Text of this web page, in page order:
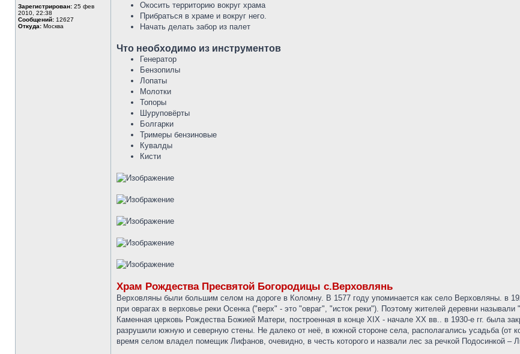
Зарегистрирован: 25 фев
2010, 22:38
Сообщений: 12627
Откуда: Москва
Окосить территорию вокруг храма
Прибраться в храме и вокруг него.
Начать делать забор из палет
Что необходимо из инструментов
Генератор
Бензопилы
Лопаты
Молотки
Топоры
Шуруповёрты
Болгарки
Тримеры бензиновые
Кувалды
Кисти
Храм Рождества Пресвятой Богородицы с.Верховлянь
Верховляны были большим селом на дороге в Коломну. В 1577 году упоминается как село Верховляны. в
при оврагах в верховье реки Осенка ("верх" - это "овраг", "исток реки"). Поэтому жителей деревни
Каменная церковь Рождества Божией Матери, построенная в конце XIX - начале XX вв.. в 1930-е гг. была
разрушили южную и северную стены. Не далеко от неё, в южной стороне села, располагались усадьба (от
время селом владел помещик Лифанов, очевидно, в честь которого и назвали лес за речкой Подосинкой –